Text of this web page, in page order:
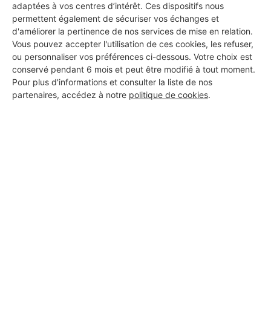
adaptées à vos centres d’intérêt. Ces dispositifs nous
permettent également de sécuriser vos échanges et
d'améliorer la pertinence de nos services de mise en relation.
Vous pouvez accepter l'utilisation de ces cookies, les refuser,
ou personnaliser vos préférences ci-dessous. Votre choix est
conservé pendant 6 mois et peut être modifié à tout moment.
Pour plus d'informations et consulter la liste de nos
partenaires, accédez à notre politique de cookies.
Ag Services Sarl
Seyssins
31 ans d'expérience